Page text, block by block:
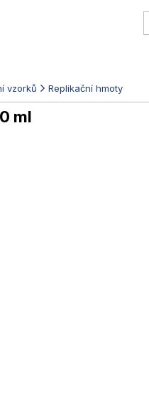
vzorků Replikační hmoty
ml